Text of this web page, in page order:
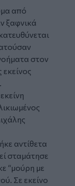
από
ξαφνικά
στον
αντίθετα
σταμάτησε
“μούρη με
Σε εκείνο